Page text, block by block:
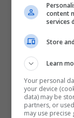
content
services
Store
Learn
Your personal
your device
data) may be
partners, or
may use